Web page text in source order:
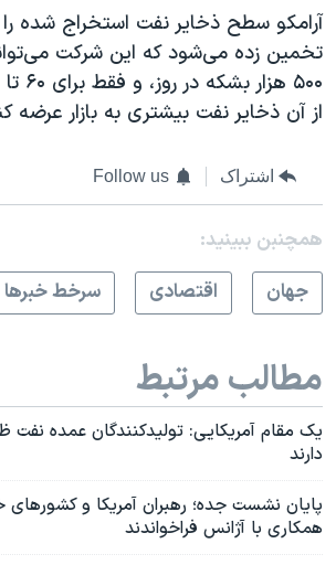
آرامکو سطح ذخایر نفت استخراج شده
از آن ذخایر نفت بیشتری به بازار عرضه
اشتراک Follow us
همچنبن ببینید:
جهان
اقتصادی سرخط خبرها
مطالب مرتبط
یک مقام آمریکایی: تولید‌کنندگان عمده نفت
دارند
پایان نشست جده؛ رهبران آمریکا و کشورهای
همکاری با آژانس فراخواندند